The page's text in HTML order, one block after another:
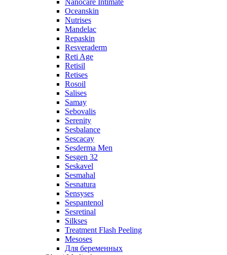
Nanocare Intimate
Oceanskin
Nutrises
Mandelac
Repaskin
Resveraderm
Reti Age
Retisil
Retises
Rosoil
Salises
Samay
Sebovalis
Serenity
Sesbalance
Sescacay
Sesderma Men
Sesgen 32
Seskavel
Sesmahal
Sesnatura
Sensyses
Sespantenol
Sesretinal
Silkses
Treatment Flash Peeling
Mesoses
Для беременных